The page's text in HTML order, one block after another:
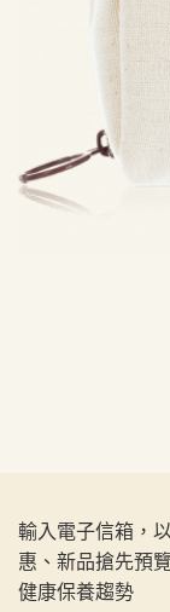
輸入電子信箱，
惠、新品搶先預
健康保養趨勢